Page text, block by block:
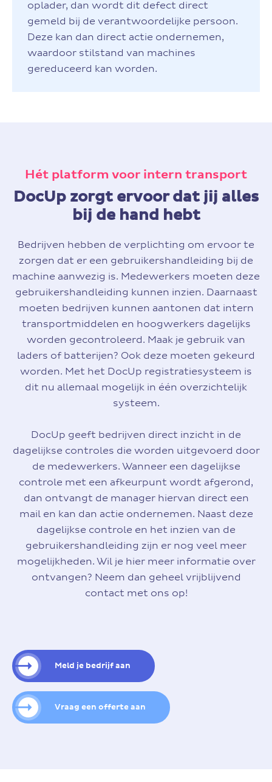
oplader, dan wordt dit defect direct
gemeld bij de verantwoordelijke persoon.
Deze kan dan direct actie ondernemen,
waardoor stilstand van machines
gereduceerd kan worden.
Hét platform voor intern transport
DocUp zorgt ervoor dat jij alles
bij de hand hebt
Bedrijven hebben de verplichting om ervoor te
zorgen dat er een gebruikershandleiding bij de
machine aanwezig is. Medewerkers moeten deze
gebruikershandleiding kunnen inzien. Daarnaast
moeten bedrijven kunnen aantonen dat intern
transportmiddelen en hoogwerkers dagelijks
worden gecontroleerd. Maak je gebruik van
laders of batterijen? Ook deze moeten gekeurd
worden. Met het DocUp registratiesysteem is
dit nu allemaal mogelijk in één overzichtelijk
systeem.
DocUp geeft bedrijven direct inzicht in de
dagelijkse controles die worden uitgevoerd door
de medewerkers. Wanneer een dagelijkse
controle met een afkeurpunt wordt afgerond,
dan ontvangt de manager hiervan direct een
mail en kan dan actie ondernemen. Naast deze
dagelijkse controle en het inzien van de
gebruikershandleiding zijn er nog veel meer
mogelijkheden. Wil je hier meer informatie over
ontvangen? Neem dan geheel vrijblijvend
contact met ons op!
Meld je bedrijf aan
Vraag een offerte aan